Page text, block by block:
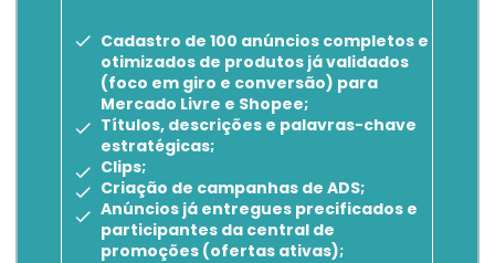
Cadastro de 100 anúncios completos e
otimizados de produtos já validados
(foco em giro e conversão) para
Mercado Livre e Shopee;
Títulos, descrições e palavras-chave
estratégicas;
Clips;
Criação de campanhas de ADS;
Anúncios já entregues precificados e
participantes da central de
promoções (ofertas ativas);